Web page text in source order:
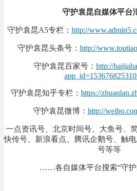
守护袁昆自媒体平台
守护袁昆A5专栏： http://
守护袁昆头条号： http://
守护袁昆百家号： http://
守护袁昆知乎专栏： https://
守护袁昆微博： http://
一点资讯号、北京时间号、大鱼号、
快传号、新浪看点、腾讯企鹅号、触
号等等
……各自媒体平台搜索“守护